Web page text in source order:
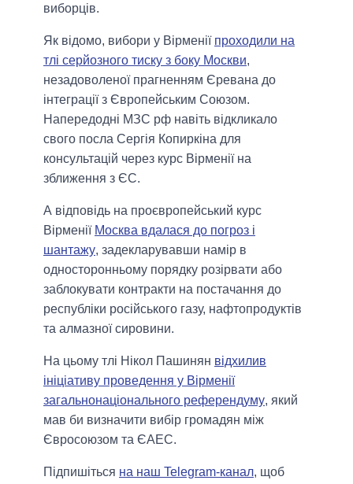
виборців.
Як відомо, вибори у Вірменії проходили на
тлі серйозного тиску з боку Москви,
незадоволеної прагненням Єревана до
інтеграції з Європейським Союзом.
Напередодні МЗС рф навіть відкликало
свого посла Сергія Копиркіна для
консультацій через курс Вірменії на
зближення з ЄС.
А відповідь на проєвропейський курс
Вірменії Москва вдалася до погроз і
шантажу, задекларувавши намір в
односторонньому порядку розірвати або
заблокувати контракти на постачання до
республіки російського газу, нафтопродуктів
та алмазної сировини.
На цьому тлі Нікол Пашинян відхилив
ініціативу проведення у Вірменії
загальнонаціонального референдуму, який
мав би визначити вибір громадян між
Євросоюзом та ЄАЕС.
Підпишіться на наш Telegram-канал, щоб